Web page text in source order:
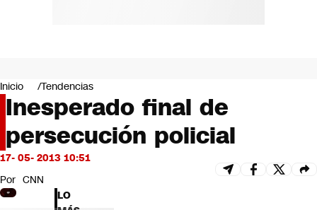
Negocios
Deportes
Programas completos
Cultura
Servicios
Bits
CNN Data
CNN tiempo
Inicio Tendencias
Inesperado final de
persecución policial
17- 05- 2013 10:51
Por CNN
LO